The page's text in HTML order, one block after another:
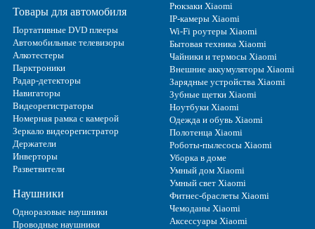
Товары для автомобиля
Портативные DVD плееры
Автомобильные телевизоры
Алкотестеры
Парктроники
Радар-детекторы
Навигаторы
Видеорегистраторы
Номерная рамка с камерой
Зеркало видеорегистратор
Держатели
Инверторы
Разветвители
Наушники
Одноразовые наушники
Проводные наушники
Рюкзаки Xiaomi
IP-камеры Xiaomi
Wi-Fi роутеры Xiaomi
Бытовая техника Xiaomi
Чайники и термосы Xiaomi
Внешние аккумуляторы Xiaomi
Зарядные устройства Xiaomi
Зубные щетки Xiaomi
Ноутбуки Xiaomi
Одежда и обувь Xiaomi
Полотенца Xiaomi
Роботы-пылесосы Xiaomi
Уборка в доме
Умный дом Xiaomi
Умный свет Xiaomi
Фитнес-браслеты Xiaomi
Чемоданы Xiaomi
Аксессуары Xiaomi